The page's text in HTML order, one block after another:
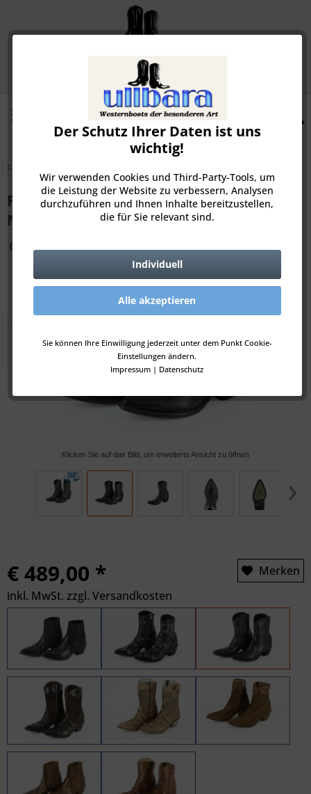
Merkzettel Mein Konto
Der Schutz Ihrer Daten ist uns
wichtig!
Wir verwenden Cookies und Third-Party-Tools, um
die Leistung der Website zu verbessern, Analysen
durchzuführen und Ihnen Inhalte bereitzustellen,
die für Sie relevant sind.
Individuell
Alle akzeptieren
Sie können Ihre Einwilligung jederzeit unter dem Punkt Cookie-
Einstellungen ändern.
Impressum | Datenschutz
Fashionboots
Fauzian Jeunesse 3866 -236 Cowboy Ignis
Nero
Klicken Sie auf das Bild, um erweiterte Ansicht zu öffnen
€ 489,00 *
Merken
inkl. MwSt. zzgl. Versandkosten